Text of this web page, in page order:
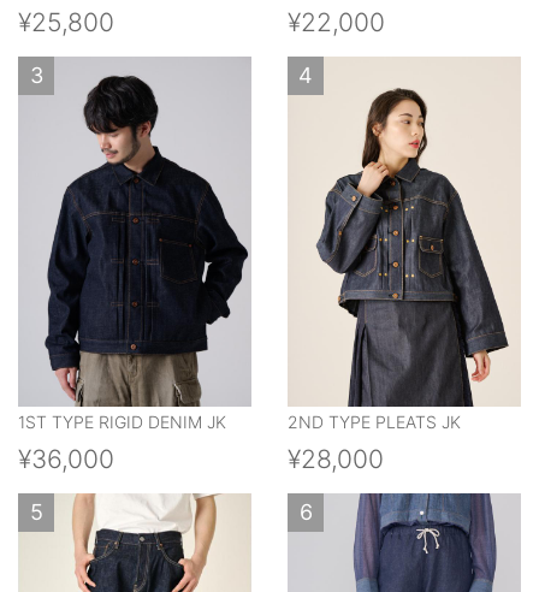
¥25,800 ¥22,000
3
1ST TYPE RIGID DENIM JK
¥36,000
4
2ND TYPE PLEATS JK
¥28,000
5 6